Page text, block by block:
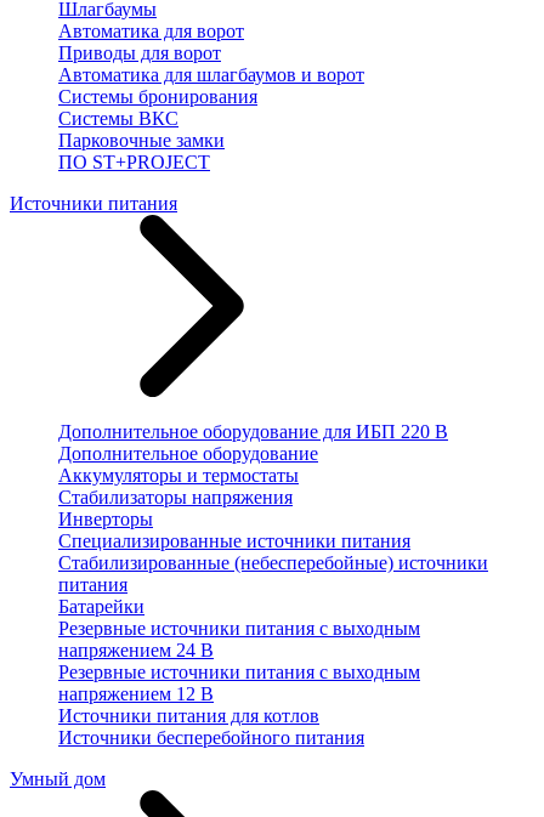
Шлагбаумы
Автоматика для ворот
Приводы для ворот
Автоматика для шлагбаумов и ворот
Системы бронирования
Системы ВКС
Парковочные замки
ПО ST+PROJECT
Источники питания
Дополнительное оборудование для ИБП 220 В
Дополнительное оборудование
Аккумуляторы и термостаты
Стабилизаторы напряжения
Инверторы
Специализированные источники питания
Стабилизированные (небесперебойные) источники
питания
Батарейки
Резервные источники питания с выходным
напряжением 24 В
Резервные источники питания с выходным
напряжением 12 В
Источники питания для котлов
Источники бесперебойного питания
Умный дом